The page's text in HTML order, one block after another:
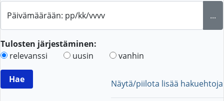
Päivämäärään: pp/kk/vvvv ...
Tulosten järjestäminen:
relevanssi
uusin vanhin
Näytä/piilota lisää hakuehtoja